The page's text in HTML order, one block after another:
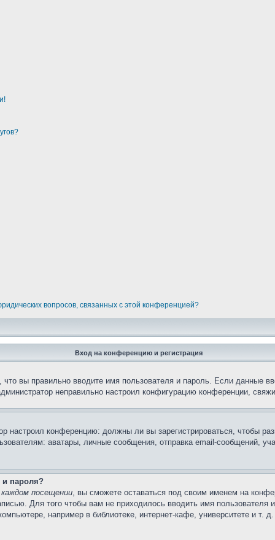
вопросов, связанных с этой конференцией?
Вход на конференцию и регистрация
вы правильно вводите имя пользователя и пароль. Если данные
неправильно настроил конфигурацию конференции,
настроил конференцию: должны ли вы зарегистрироваться, чтобы
аватары, личные сообщения, отправка email-сообщений,
пароля?
посещении, вы сможете оставаться под своим именем на
Для того чтобы вам не приходилось вводить имя
например в библиотеке, интернет-кафе, университете и т.